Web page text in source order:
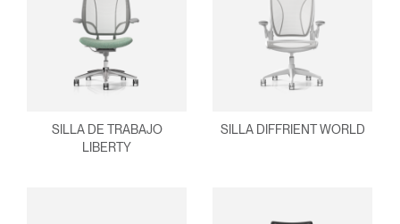
Select
Region
SILLA DE TRABAJO
LIBERTY
SILLA DIFFRIENT WORLD